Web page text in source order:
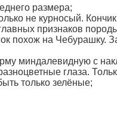
размера;
не курносый.
признаков
похож на Чебурашку.
миндалевидную с
глаза.
только зелёные;